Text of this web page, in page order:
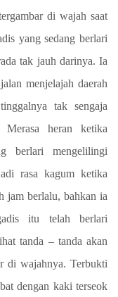
di wajah saat
yang sedang berlari
tak jauh darinya. Ia
menjelajah daerah
tak sengaja
Merasa heran ketika
berlari mengelilingi
rasa kagum ketika
jam berlalu, bahkan ia
itu telah berlari
tanda – tanda akan
di wajahnya. Terbukti
dengan kaki terseok